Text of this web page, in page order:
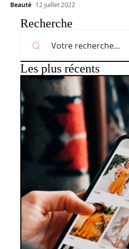
Beauté 12 juillet 2022
Recherche
Les plus récents